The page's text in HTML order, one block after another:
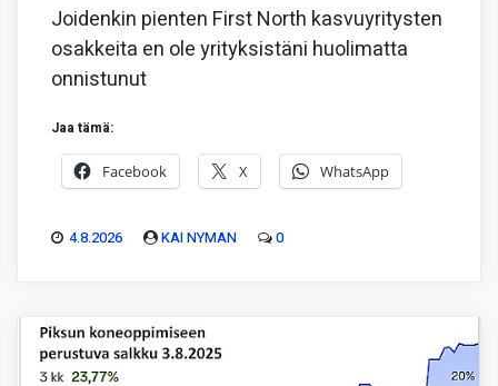
Joidenkin pienten First North kasvuyritysten
osakkeita en ole yrityksistäni huolimatta
onnistunut
Jaa tämä:
Facebook X WhatsApp
4.8.2026 KAI NYMAN 0